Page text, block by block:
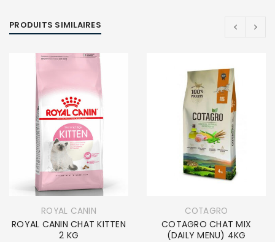
PRODUITS SIMILAIRES
ROYAL CANIN
ROYAL CANIN CHAT KITTEN
2 KG
COTAGRO
COTAGRO CHAT MIX
(DAILY MENU) 4KG